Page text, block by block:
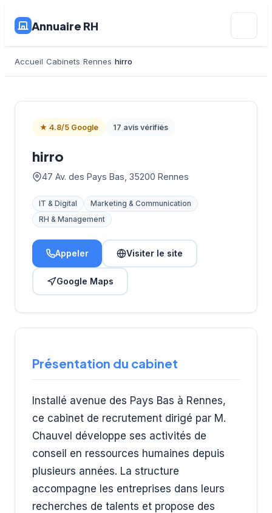
Annuaire RH
Accueil Cabinets Rennes hirro
★ 4.8/5 Google 17 avis vérifiés
hirro
47 Av. des Pays Bas, 35200 Rennes
IT & Digital
Marketing & Communication
RH & Management
Appeler Visiter le site
Google Maps
Présentation du cabinet
Installé avenue des Pays Bas à Rennes,
ce cabinet de recrutement dirigé par M.
Chauvel développe ses activités de
conseil en ressources humaines depuis
plusieurs années. La structure
accompagne les entreprises dans leurs
recherches de talents et propose des